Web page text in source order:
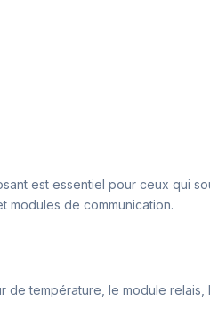
est essentiel pour ceux qui
et modules de communication.
température, le module relais,